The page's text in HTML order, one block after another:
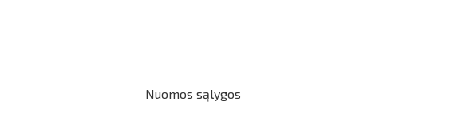
Nuomos sąlygos